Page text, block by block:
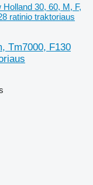
Holland 30, 60, M, F,
ratinio traktoriaus
Tm7000, F130